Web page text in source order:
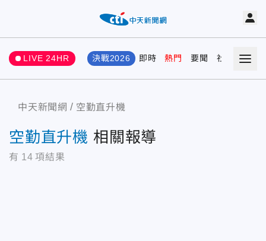
LIVE 24HR 決戰2026 即時 熱門 要聞 社會 娛樂
中天新聞網 空勤直升機
空勤直升機 相關報導
有 14 項結果